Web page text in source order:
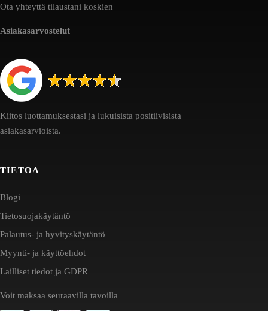
Ota yhteyttä tilaustani koskien
Asiakasarvostelut
Kiitos luottamuksestasi ja lukuisista positiivisista
asiakasarvioista.
TIETOA
Blogi
Tietosuojakäytäntö
Palautus- ja hyvityskäytäntö
Myynti- ja käyttöehdot
Lailliset tiedot ja GDPR
Voit maksaa seuraavilla tavoilla